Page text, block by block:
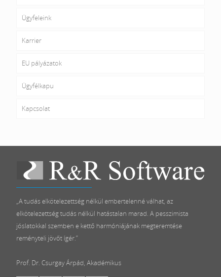
Ügyfeleink
Karrier
EU pályázatok
Ügyfélkapu
Kapcsolat
„A tudás elkötelezettség nélkül embertelenné válhat, az
elkötelezettség tudás nélkül hatástalan marad. A pesszimista
jóslatokkal szemben e kettő harmóniájának megteremtése
reményteli jövőt ígér.”
Prof. Dr. Csurgay Árpád, Akadémikus